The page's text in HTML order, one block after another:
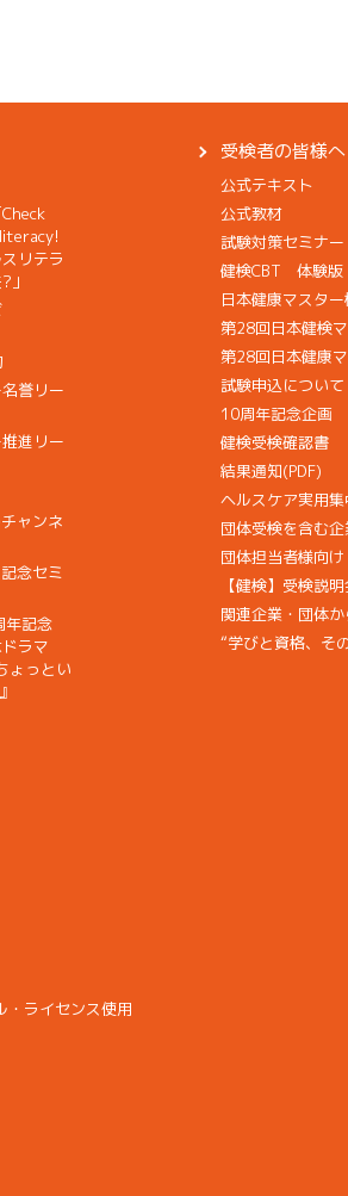
リテラ
」
誉リー
進リー
ャンネ
念セミ
年記念
ラマ
ょっとい
受検者の皆様へ
公式テキスト
公式教材
試験対策セミナー
健検CBT 体験版
日本健康マスタ
第28回日本健検
第28回日本健康
試験申込について
10周年記念企画
健検受検確認書
結果通知(PDF)
ヘルスケア実用集
団体受検を含む
団体担当者様向
【健検】受検説
関連企業・団体
“学びと資格、そ
・ライセンス使用